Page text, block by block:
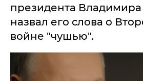
президента Владимира
назвал его слова о
войне "чушью".